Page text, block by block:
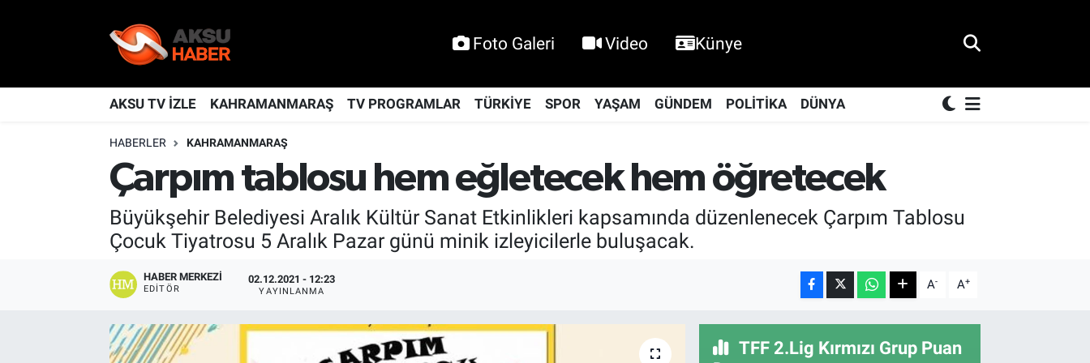
Foto Galeri Video Künye
AKSU TV İZLE KAHRAMANMARAŞ TV PROGRAMLAR TÜRKİYE SPOR YAŞAM GÜNDEM POLİTİKA DÜNYA
HABERLER KAHRAMANMARAŞ
Çarpım tablosu hem eğletecek hem öğretecek
Büyükşehir Belediyesi Aralık Kültür Sanat Etkinlikleri kapsamında düzenlenecek Çarpım Tablosu
Çocuk Tiyatrosu 5 Aralık Pazar günü minik izleyicilerle buluşacak.
HABER MERKEZI
EDITÖR
02.12.2021 - 12:23
YAYINLANMA A- A+
TFF 2.Lig Kırmızı Grup Puan
KAHRAMANMARAŞ
Nöbetçi Eczaneler
Hava Durumu
Kahramanmaraş Namaz Vakitleri
Trafik Durumu
TFF 2.Lig Kırmızı Grup Puan Durumu ve Fikstür
Tüm Manşetler
Haber Arşivi